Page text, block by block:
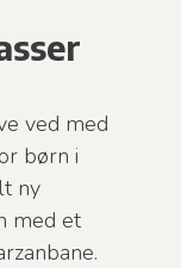
ved med
børn i
ny
med et